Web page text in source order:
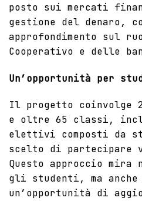
posto sui mercati
gestione del denaro,
approfondimento sul
Cooperativo e delle
Un’opportunità per
Il progetto coinvolge
e oltre 65 classi,
elettivi composti da
scelto di partecipare
Questo approccio mira
gli studenti, ma
un’opportunità di